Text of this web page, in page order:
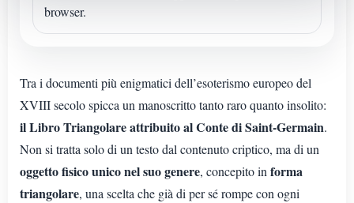
browser.
Tra i documenti più enigmatici dell’esoterismo europeo del
XVIII secolo spicca un manoscritto tanto raro quanto insolito:
il Libro Triangolare attribuito al Conte di Saint-Germain.
Non si tratta solo di un testo dal contenuto criptico, ma di un
oggetto fisico unico nel suo genere, concepito in forma
triangolare, una scelta che già di per sé rompe con ogni